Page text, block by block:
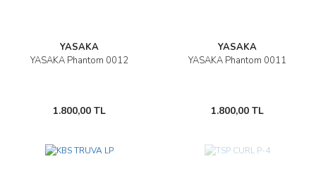
YASAKA
YASAKA Phantom 0012
1.800,00 TL
YASAKA
YASAKA Phantom 0011
1.800,00 TL